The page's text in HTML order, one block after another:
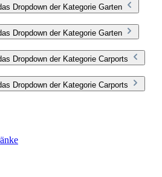
Dropdown der Kategorie Garten
Dropdown der Kategorie Garten
Dropdown der Kategorie Carports
Dropdown der Kategorie Carports